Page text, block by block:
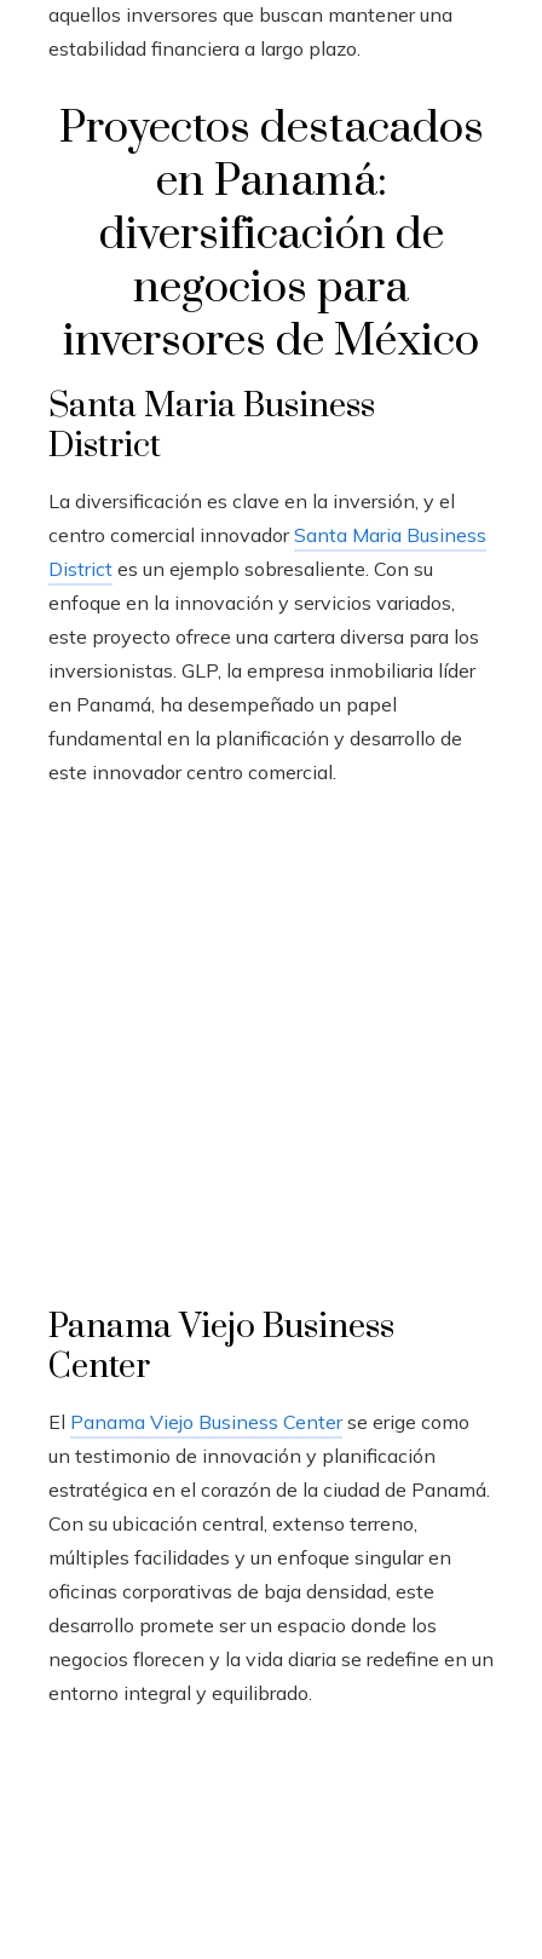
aquellos inversores que buscan mantener una
estabilidad financiera a largo plazo.
Proyectos destacados
en Panamá:
diversificación de
negocios para
inversores de México
Santa Maria Business
District
La diversificación es clave en la inversión, y el
centro comercial innovadorSanta Maria Business
District es un ejemplo sobresaliente. Con su
enfoque en la innovación y servicios variados,
este proyecto ofrece una cartera diversa para los
inversionistas. GLP, la empresa inmobiliaria líder
en Panamá, ha desempeñado un papel
fundamental en la planificación y desarrollo de
este innovador centro comercial.
Panama Viejo Business
Center
El Panama Viejo Business Centerse erige como
un testimonio de innovación y planificación
estratégica en el corazón de la ciudad de Panamá.
Con su ubicación central, extenso terreno,
múltiples facilidades y un enfoque singular en
oficinas corporativas de baja densidad, este
desarrollo promete ser un espacio donde los
negocios florecen y la vida diaria se redefine en un
entorno integral y equilibrado.